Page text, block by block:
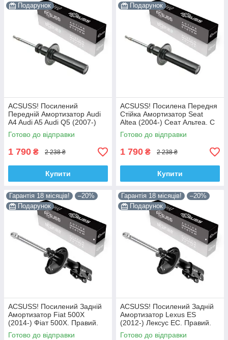
Подарунок
ACSUSS! Посилений
Передній Амортизатор Audi
A4 Audi A5 Audi Q5 (2007-)
Ауді А4 А5 Ку 5. С Чашкой!
313363 , 341717 Корея!
Готово до відправки
1 790 ₴ 2 238 ₴
Купити
Подарунок
ACSUSS! Посилена Передня
Стійка Амортизатор Seat
Altea (2004-) Сеат Альтеа. С
Чашкой! 313363 , 341717
Корея!
Готово до відправки
1 790 ₴ 2 238 ₴
Купити
Гарантія 18 місяців!
–20%
Подарунок
ACSUSS! Посилений Задній
Амортизатор Fiat 500X
(2014-) Фіат 500Х. Правий.
3348078 , 22-260970 Корея!
Готово до відправки
Гарантія 18 місяців!
–20%
Подарунок
ACSUSS! Посилений Задній
Амортизатор Lexus ES
(2012-) Лексус ЕС. Правий.
335092 , 4853080764 Корея!
Готово до відправки